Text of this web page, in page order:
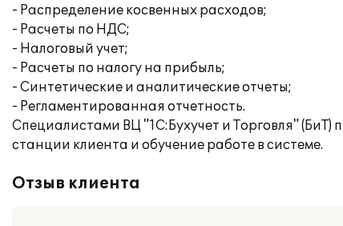
- Распределение косвенных расходов;
- Расчеты по НДС;
- Налоговый учет;
- Расчеты по налогу на прибыль;
- Синтетические и аналитические отчеты;
- Регламентированная отчетность.
Специалистами ВЦ "1С:Бухучет и Торговля"
станции клиента и обучение работе в системе.
Отзыв клиента